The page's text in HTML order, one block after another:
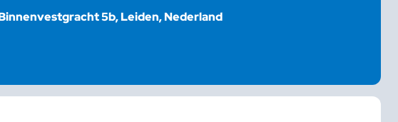
5b, Leiden, Nederland